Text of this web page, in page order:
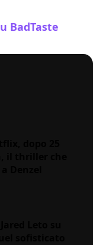
BadTaste
dopo 25
il thriller che
Leto su
sofisticato